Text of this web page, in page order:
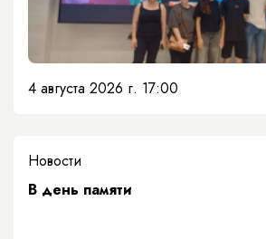
4 августа 2026 г. 17:00
Новости
​В день памяти